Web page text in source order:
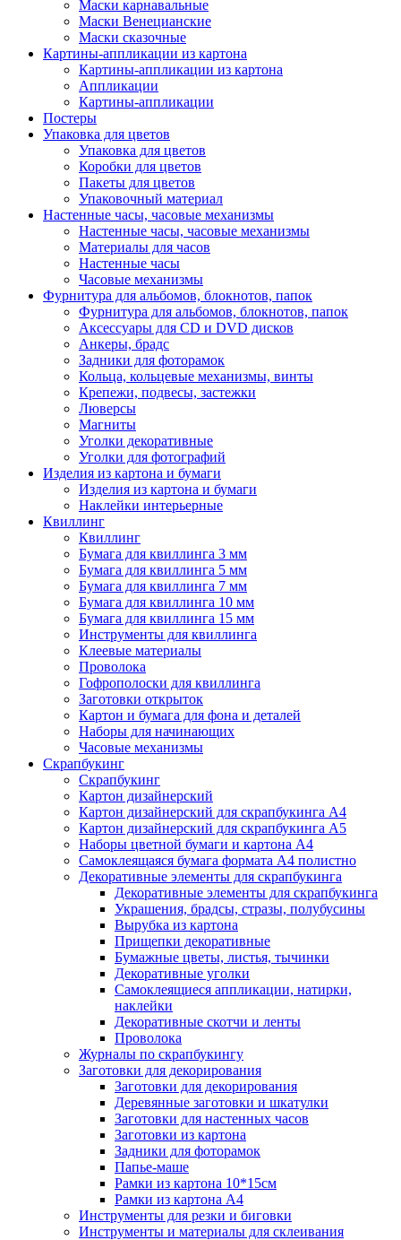
Маски карнавальные
Маски Венецианские
Маски сказочные
Картины-аппликации из картона
Картины-аппликации из картона
Аппликации
Картины-аппликации
Постеры
Упаковка для цветов
Упаковка для цветов
Коробки для цветов
Пакеты для цветов
Упаковочный материал
Настенные часы, часовые механизмы
Настенные часы, часовые механизмы
Материалы для часов
Настенные часы
Часовые механизмы
Фурнитура для альбомов, блокнотов, папок
Фурнитура для альбомов, блокнотов, папок
Аксессуары для CD и DVD дисков
Анкеры, брадс
Задники для фоторамок
Кольца, кольцевые механизмы, винты
Крепежи, подвесы, застежки
Люверсы
Магниты
Уголки декоративные
Уголки для фотографий
Изделия из картона и бумаги
Изделия из картона и бумаги
Наклейки интерьерные
Квиллинг
Квиллинг
Бумага для квиллинга 3 мм
Бумага для квиллинга 5 мм
Бумага для квиллинга 7 мм
Бумага для квиллинга 10 мм
Бумага для квиллинга 15 мм
Инструменты для квиллинга
Клеевые материалы
Проволока
Гофрополоски для квиллинга
Заготовки открыток
Картон и бумага для фона и деталей
Наборы для начинающих
Часовые механизмы
Скрапбукинг
Скрапбукинг
Картон дизайнерский
Картон дизайнерский для скрапбукинга А4
Картон дизайнерский для скрапбукинга А5
Наборы цветной бумаги и картона А4
Самоклеящаяся бумага формата А4 полистно
Декоративные элементы для скрапбукинга
Декоративные элементы для скрапбукинга
Украшения, брадсы, стразы, полубусины
Вырубка из картона
Прищепки декоративные
Бумажные цветы, листья, тычинки
Декоративные уголки
Самоклеящиеся аппликации, натирки,
наклейки
Декоративные скотчи и ленты
Проволока
Журналы по скрапбукингу
Заготовки для декорирования
Заготовки для декорирования
Деревянные заготовки и шкатулки
Заготовки для настенных часов
Заготовки из картона
Задники для фоторамок
Папье-маше
Рамки из картона 10*15см
Рамки из картона А4
Инструменты для резки и биговки
Инструменты и материалы для склеивания